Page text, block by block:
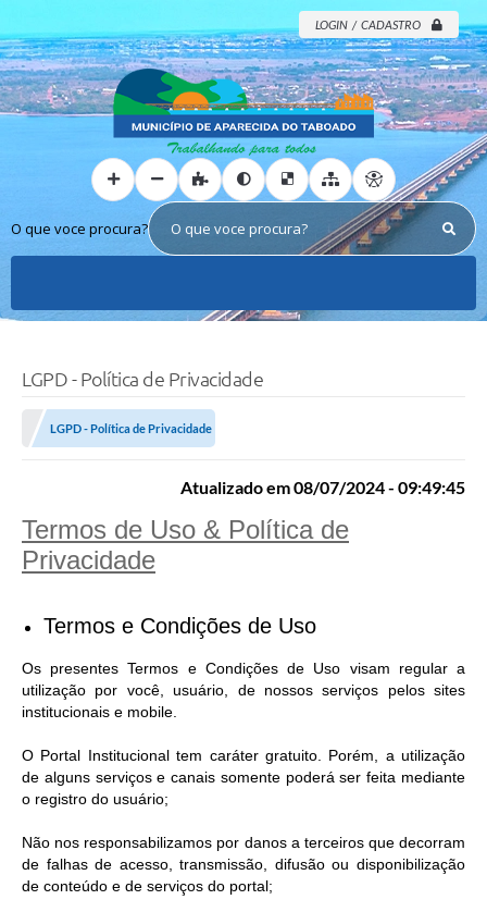
LOGIN / CADASTRO
O que voce procura?
LGPD - Política de Privacidade
LGPD - Política de Privacidade
Atualizado em 08/07/2024 - 09:49:45
Termos de Uso & Política de
Privacidade
Termos e Condições de Uso
Os presentes Termos e Condições de Uso visam regular a
utilização por você, usuário, de nossos serviços pelos sites
institucionais e mobile.
O Portal Institucional tem caráter gratuito. Porém, a utilização
de alguns serviços e canais somente poderá ser feita mediante
o registro do usuário;
Não nos responsabilizamos por danos a terceiros que decorram
de falhas de acesso, transmissão, difusão ou disponibilização
de conteúdo e de serviços do portal;